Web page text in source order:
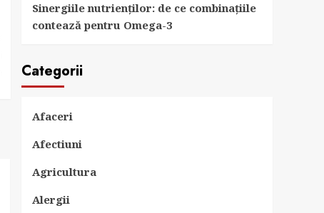
Sinergiile nutrienților: de ce combinațiile
contează pentru Omega-3
Categorii
Afaceri
Afectiuni
Agricultura
Alergii